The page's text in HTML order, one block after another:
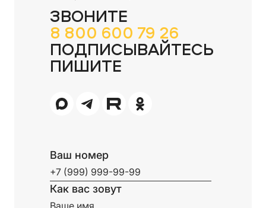
ЗВОНИТЕ
8 800 600 79 26
ПОДПИСЫВАЙТЕСЬ
ПИШИТЕ
Ваш номер
Как вас зовут